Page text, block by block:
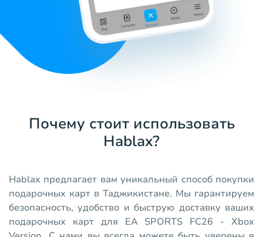
Почему стоит использовать
Hablax?
Hablax предлагает вам уникальный способ покупки
подарочных карт в Таджикистане. Мы гарантируем
безопасность, удобство и быструю доставку ваших
подарочных карт для EA SPORTS FC26 - Xbox